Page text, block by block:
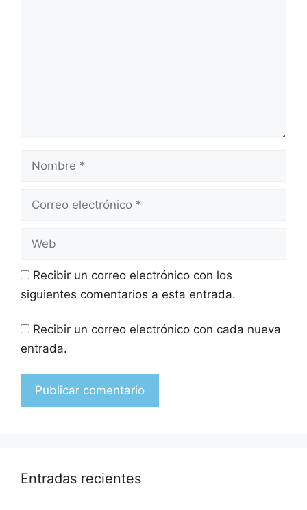
Recibir un correo electrónico con los
siguientes comentarios a esta entrada.
Recibir un correo electrónico con cada nueva
entrada.
Entradas recientes